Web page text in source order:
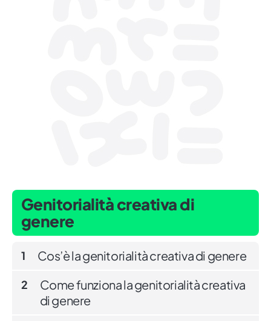
Genitorialità creativa di
genere
1 Cos’è la genitorialità creativa di genere
2
Come funziona la genitorialità creativa
di genere